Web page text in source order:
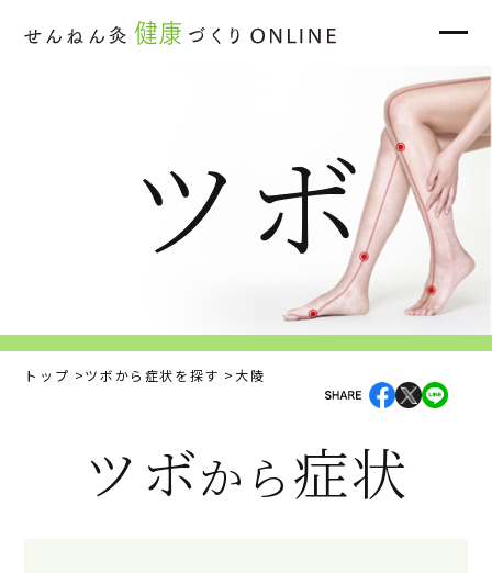
ツボ
トップ ツボから症状を探す 大陵
ツボから症状